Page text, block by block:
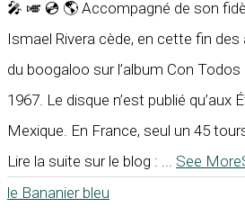
🎤 🎺 💿 🌎 Accompagné de son
Ismael Rivera cède, en cette fin des
du boogaloo sur l’album Con
1967. Le disque n’est publié qu’aux
Mexique. En France, seul un 45
Lire la suite sur le blog :
See More
le Bananier bleu